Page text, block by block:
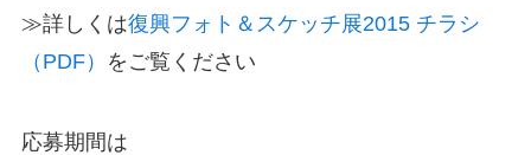
≫詳しくは復興フォト＆スケッチ展2015 チラシ
（PDF）
をご覧ください
応募期間は